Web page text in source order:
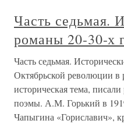
Часть седьмая.
романы 20-30-х
Часть седьмая.
Октябрьской революции в
историческая тема,
поэмы. А.М. Горький в
Чапыгина «Гориславич»,